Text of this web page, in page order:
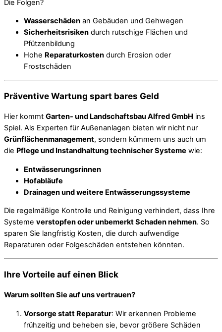
Die Folgen?
Wasserschäden an Gebäuden und Gehwegen
Sicherheitsrisiken durch rutschige Flächen und
Pfützenbildung
Hohe Reparaturkosten durch Erosion oder
Frostschäden
Präventive Wartung spart bares Geld
Hier kommt Garten- und Landschaftsbau Alfred GmbH ins
Spiel. Als Experten für Außenanlagen bieten wir nicht nur
Grünflächenmanagement, sondern kümmern uns auch um
die Pflege und Instandhaltung technischer Systeme wie:
Entwässerungsrinnen
Hofabläufe
Drainagen und weitere Entwässerungssysteme
Die regelmäßige Kontrolle und Reinigung verhindert, dass Ihre
Systeme verstopfen oder unbemerkt Schaden nehmen. So
sparen Sie langfristig Kosten, die durch aufwendige
Reparaturen oder Folgeschäden entstehen könnten.
Ihre Vorteile auf einen Blick
Warum sollten Sie auf uns vertrauen?
Vorsorge statt Reparatur: Wir erkennen Probleme
frühzeitig und beheben sie, bevor größere Schäden